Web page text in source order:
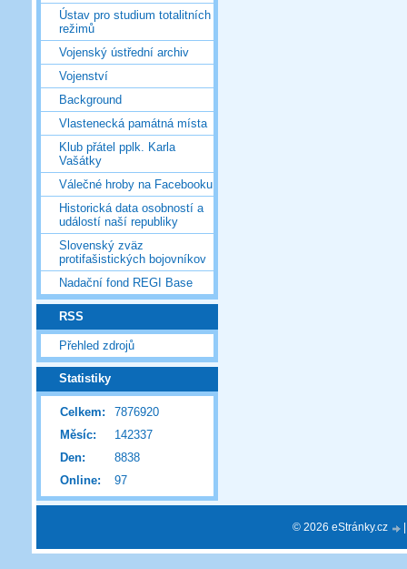
Ústav pro studium totalitních
režimů
Vojenský ústřední archiv
Vojenství
Background
Vlastenecká památná místa
Klub přátel pplk. Karla
Vašátky
Válečné hroby na Facebooku
Historická data osobností a
událostí naší republiky
Slovenský zväz
protifašistických bojovníkov
Nadační fond REGI Base
RSS
Přehled zdrojů
Statistiky
Online: 97
Celkem:
7876920
Měsíc:
142337
Den:
8838
© 2026 eStránky.cz